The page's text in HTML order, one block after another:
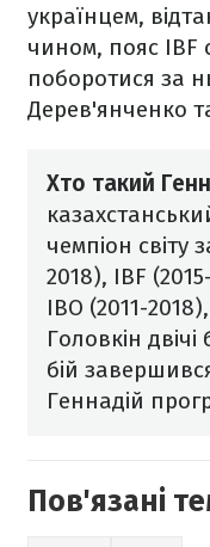
українцем,
чином, пояс IBF
поборотися за
Дерев'янченко
Хто такий
чемпіон світу
2018), IBF
IBO (2011-
Головкін
бій
Геннадій
Пов'язані